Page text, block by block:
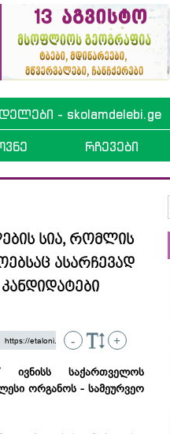
- skolamdelebi.ge
რჩევები
სია, რომლის
ასარჩევად
- +
საქართველოს
ორგანოს - სამეურვეო